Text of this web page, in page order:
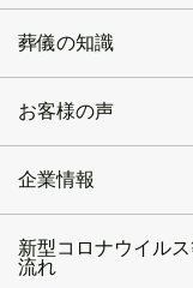
葬儀の知識
お客様の声
企業情報
新型コロナウイル
流れ